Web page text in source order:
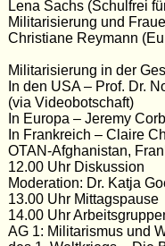
Lena Sachs (Schulfrei
Militarisierung und
Christiane Reymann
Militarisierung in der
In den USA – Prof. Dr.
(via Videobotschaft)
In Europa – Jeremy
In Frankreich – Claire
OTAN-Afghanistan,
12.00 Uhr Diskussion
Moderation: Dr. Katja
13.00 Uhr Mittagspause
14.00 Uhr
AG 1: Militarismus und